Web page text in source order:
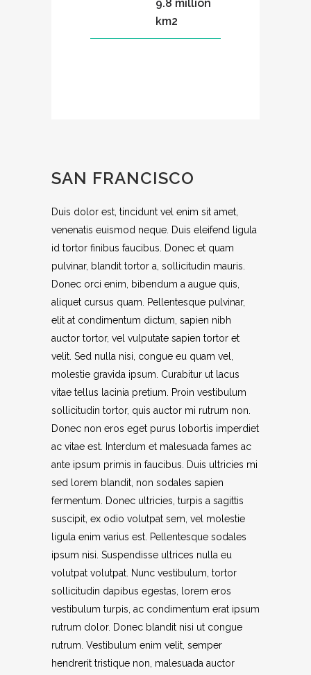
9.8 million
km2
SAN FRANCISCO
Duis dolor est, tincidunt vel enim sit amet,
venenatis euismod neque. Duis eleifend ligula
id tortor finibus faucibus. Donec et quam
pulvinar, blandit tortor a, sollicitudin mauris.
Donec orci enim, bibendum a augue quis,
aliquet cursus quam. Pellentesque pulvinar,
elit at condimentum dictum, sapien nibh
auctor tortor, vel vulputate sapien tortor et
velit. Sed nulla nisi, congue eu quam vel,
molestie gravida ipsum. Curabitur ut lacus
vitae tellus lacinia pretium. Proin vestibulum
sollicitudin tortor, quis auctor mi rutrum non.
Donec non eros eget purus lobortis imperdiet
ac vitae est. Interdum et malesuada fames ac
ante ipsum primis in faucibus. Duis ultricies mi
sed lorem blandit, non sodales sapien
fermentum. Donec ultricies, turpis a sagittis
suscipit, ex odio volutpat sem, vel molestie
ligula enim varius est. Pellentesque sodales
ipsum nisi. Suspendisse ultrices nulla eu
volutpat volutpat. Nunc vestibulum, tortor
sollicitudin dapibus egestas, lorem eros
vestibulum turpis, ac condimentum erat ipsum
rutrum dolor. Donec blandit nisi ut congue
rutrum. Vestibulum enim velit, semper
hendrerit tristique non, malesuada auctor